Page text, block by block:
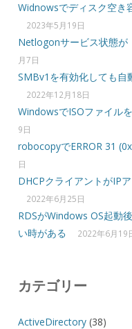
Widnowsでディスク空き
2023年5月19日
Netlogonサービス状態が
月7日
SMBv1を有効化しても
2022年12月18日
WindowsでISOファイル
9日
robocopyでERROR 31
日
DHCPクライアントがIP
2022年6月25日
RDSがWindows OS起動
い時がある
2022年6月19
カテゴリー
ActiveDirectory(38)